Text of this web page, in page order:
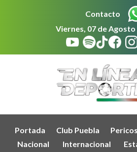
Contacto
Viernes, 07 de Agosto
Portada Club Puebla
Nacional
Internacional